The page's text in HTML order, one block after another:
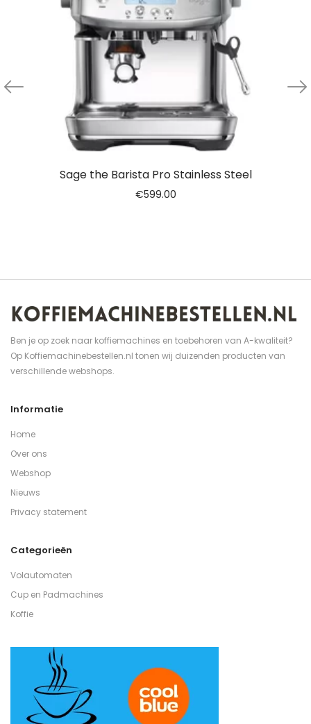
Sage the Barista Pro Stainless Steel
€599.00
Ben je op zoek naar koffiemachines en toebehoren van A-kwaliteit?
Op Koffiemachinebestellen.nl tonen wij duizenden producten van
verschillende webshops.
Informatie
Home
Over ons
Webshop
Nieuws
Privacy statement
Categorieën
Volautomaten
Cup en Padmachines
Koffie